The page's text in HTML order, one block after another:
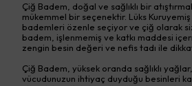
Çiğ Badem, doğal ve sağlıklı bir
mükemmel bir seçenektir. Lüks
bademleri özenle seçiyor ve çiğ olarak
badem, işlenmemiş ve katkı maddesi
zengin besin değeri ve nefis tadı ile
Çiğ Badem, yüksek oranda sağlıklı
vücudunuzun ihtiyaç duyduğu besinleri